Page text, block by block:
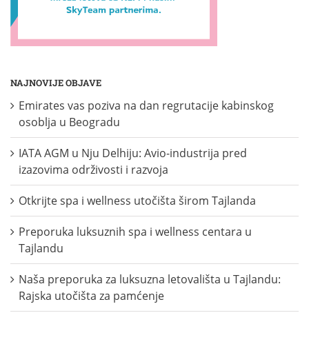
NAJNOVIJE OBJAVE
Emirates vas poziva na dan regrutacije kabinskog
osoblja u Beogradu
IATA AGM u Nju Delhiju: Avio-industrija pred
izazovima održivosti i razvoja
Otkrijte spa i wellness utočišta širom Tajlanda
Preporuka luksuznih spa i wellness centara u
Tajlandu
Naša preporuka za luksuzna letovališta u Tajlandu:
Rajska utočišta za pamćenje